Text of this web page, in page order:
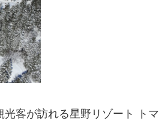
客が訪れる星野リゾート トマ